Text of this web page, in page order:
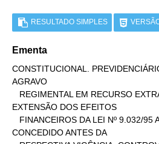
RESULTADO SIMPLES
Ementa
CONSTITUCIONAL.
AGRAVO
EXTENSÃO DOS EFEITOS
CONCEDIDO ANTES DA